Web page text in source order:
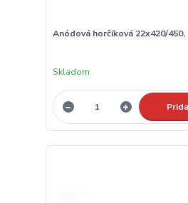
Anódová horčíková 22x420/
Skladom